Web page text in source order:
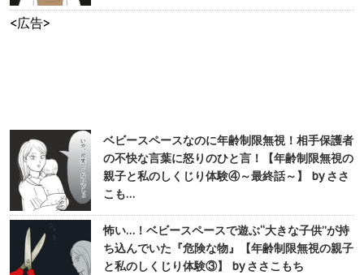
<広告>
ベビースペースなのに年齢制限無視！相手保護者
の不快な言葉に怒りのひと言！【年齢制限無視の
親子と私のしくじり体験④～最終話～】 by ささ
こも…
怖い…！ベビースペースで遊ぶ“大きな子供”が持
ち込んでいた『危険な物』【年齢制限無視の親子
と私のしくじり体験③】 by ささこもち